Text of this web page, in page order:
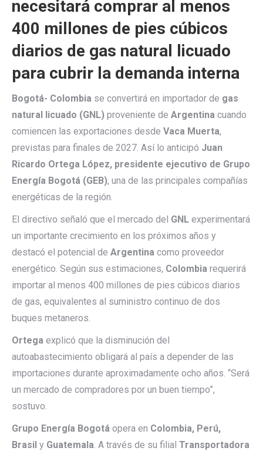
necesitará comprar al menos
400 millones de pies cúbicos
diarios de gas natural licuado
para cubrir la demanda interna
Bogotá- Colombia se convertirá en importador de gas
natural licuado (GNL) proveniente de Argentina cuando
comiencen las exportaciones desde Vaca Muerta,
previstas para finales de 2027. Así lo anticipó Juan
Ricardo Ortega López, presidente ejecutivo de Grupo
Energía Bogotá (GEB), una de las principales compañías
energéticas de la región.
El directivo señaló que el mercado del GNL experimentará
un importante crecimiento en los próximos años y
destacó el potencial de Argentina como proveedor
energético. Según sus estimaciones, Colombia requerirá
importar al menos 400 millones de pies cúbicos diarios
de gas, equivalentes al suministro continuo de dos
buques metaneros.
Ortega explicó que la disminución del
autoabastecimiento obligará al país a depender de las
importaciones durante aproximadamente ocho años. “Será
un mercado de compradores por un buen tiempo”,
sostuvo.
Grupo Energía Bogotá opera en Colombia, Perú,
Brasil y Guatemala. A través de su filial Transportadora